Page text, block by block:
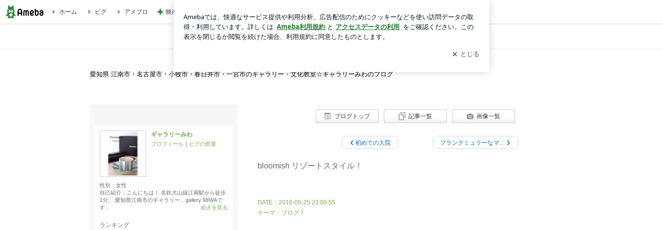
bloomish リゾートスタイル！ | 愛知県 江南市・名古屋市・小牧市・春日井市・一宮市のギャラリー・文化教室☆ギャラリーみわのブログ
HOME ABOUT MENU アメブロ
ホーム ピグ アメブロ 映画の前にワクワクする腹ごしらえ
愛知県 江南市・名古屋市・小牧市・春日井市・一宮市のギャラリー・文化教室☆ギャラリーみわのブログ
ブログトップ 記事一覧 画像一覧
初めての入院 フランクミュラーなマ…
bloomish リゾートスタイル！
2016-05-25 23:00:55
テーマ： ブログ
ギャラリーみわ
プロフィール ｜ ピグの部屋
性別： 女性
自己紹介：こんにちは！ 名鉄犬山線江南駅から徒歩
1分。 愛知県江南市のギャラリー、gallery MIWAで
す...
続きを見る
ランキング